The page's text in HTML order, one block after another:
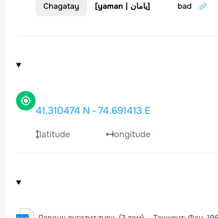
Chagatay
[ yaman | يامان] bad
41.310474 N - 74.691413 E
latitude longitude